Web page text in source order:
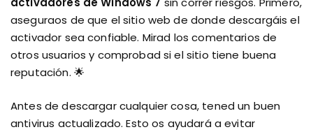
aseguraos de que el sitio web de donde descargáis el
activador sea confiable. Mirad los comentarios de
otros usuarios y comprobad si el sitio tiene buena
reputación. 🌟
Antes de descargar cualquier cosa, tened un buen
antivirus actualizado. Esto os ayudará a evitar